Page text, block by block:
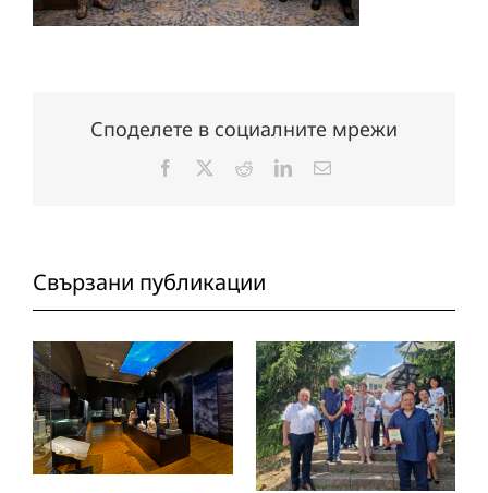
Споделете в социалните мрежи
Facebook RedditLinkedInЕлектронна
Свързани публикации